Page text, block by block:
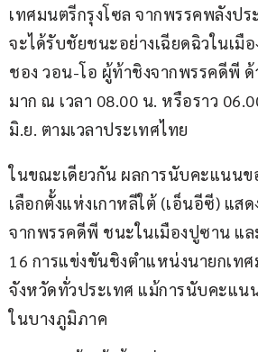
เทศมนตรีกรุงโซล จากพรรคพลังป
จะได้รับชัยชนะอย่างเฉียดฉิวในเมื
ชอง วอน-โอ ผู้ท้าชิงจากพรรคดีพี
มาก ณ เวลา 08.00 น. หรือราว
มิ.ย. ตามเวลาประเทศไทย
ในขณะเดียวกัน ผลการนับคะแนนข
เลือกตั้งแห่งเกาหลีใต้ (เอ็นอีซี) แส
จากพรรคดีพี ชนะในเมืองปูซาน แล
16 การแข่งขันชิงตำแหน่งนายกเท
จังหวัดทั่วประเทศ แม้การนับคะแน
ในบางภูมิภาค